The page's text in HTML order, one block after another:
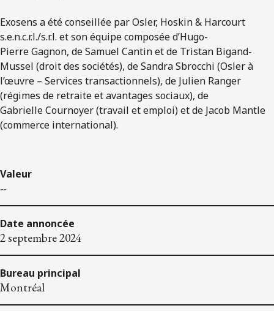
Exosens a été conseillée par Osler, Hoskin & Harcourt
s.e.n.c.r.l./s.r.l. et son équipe composée d’Hugo-
Pierre Gagnon, de Samuel Cantin et de Tristan Bigand-
Mussel (droit des sociétés), de Sandra Sbrocchi (Osler à
l’œuvre – Services transactionnels), de Julien Ranger
(régimes de retraite et avantages sociaux), de
Gabrielle Cournoyer (travail et emploi) et de Jacob Mantle
(commerce international).
Valeur
--
Date annoncée
2 septembre 2024
Bureau principal
Montréal